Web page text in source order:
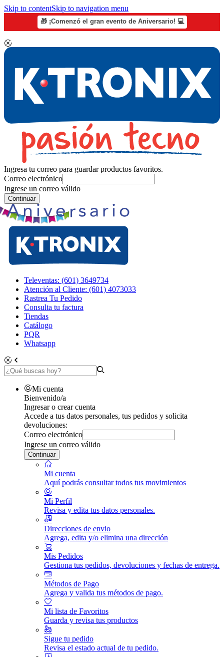
Skip to contentSkip to navigation menu
🎁 ¡Comenzó el gran evento de Aniversario! 💻
Ingresa tu correo para guardar productos favoritos.
Correo electrónico
Ingrese un correo válido
Continuar
Televentas: (601) 3649734
Atención al Cliente: (601) 4073033
Rastrea Tu Pedido
Consulta tu factura
Tiendas
Catálogo
PQR
Whatsapp
Mi cuenta
Bienvenido/a
Ingresar o crear cuenta
Accede a tus datos personales, tus pedidos y solicita
devoluciones:
Correo electrónico
Ingrese un correo válido
Continuar
Mi cuenta
Aquí podrás consultar todos tus movimientos
Mi Perfil
Revisa y edita tus datos personales.
Direcciones de envio
Agrega, edita y/o elimina una dirección
Mis Pedidos
Gestiona tus pedidos, devoluciones y fechas de entrega.
Métodos de Pago
Agrega y valida tus métodos de pago.
Mi lista de Favoritos
Guarda y revisa tus productos
Sigue tu pedido
Revisa el estado actual de tu pedido.